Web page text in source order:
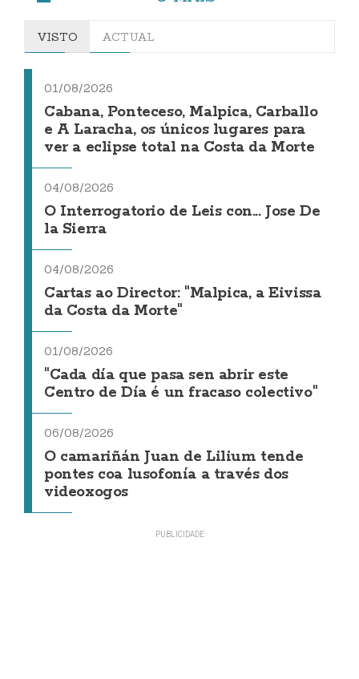
VISTO ACTUAL
01/08/2026
Cabana, Ponteceso, Malpica, Carballo
e A Laracha, os únicos lugares para
ver a eclipse total na Costa da Morte
04/08/2026
O Interrogatorio de Leis con... Jose De
la Sierra
04/08/2026
Cartas ao Director: "Malpica, a Eivissa
da Costa da Morte"
01/08/2026
"Cada día que pasa sen abrir este
Centro de Día é un fracaso colectivo"
06/08/2026
O camariñán Juan de Lilium tende
pontes coa lusofonía a través dos
videoxogos